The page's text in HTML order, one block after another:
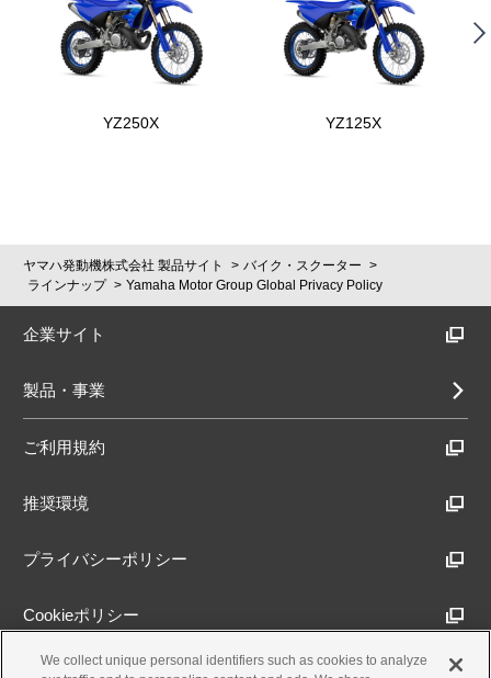
YZ250X YZ125X
ヤマハ発動機株式会社 製品サイト
バイク・スクーター
ラインナップ
Yamaha Motor Group Global Privacy Policy
企業サイト
製品・事業
ご利用規約
推奨環境
プライバシーポリシー
Cookieポリシー
アクセシビリティ方針
We collect unique personal identifiers such as cookies to analyze